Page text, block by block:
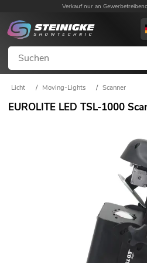
Verkauf nur an
Licht / Moving-Lights / Scanner
EUROLITE LED TSL-1000